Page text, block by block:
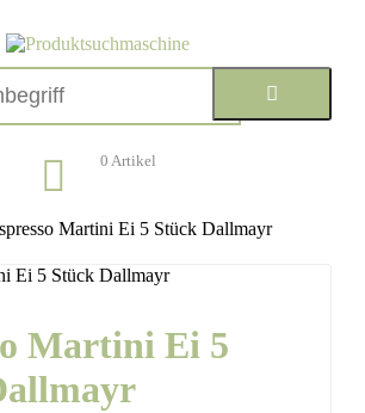
0 Artikel
Martini Ei 5 Stück Dallmayr
Martini Ei 5